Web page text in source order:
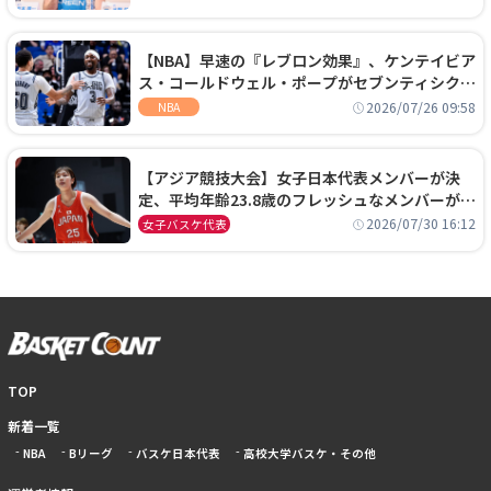
【NBA】早速の『レブロン効果』、ケンテイビア
ス・コールドウェル・ポープがセブンティシクサ
ーズに1年契約で加入
NBA 2026/07/26 09:58
【アジア競技大会】女子日本代表メンバーが決
定、平均年齢23.8歳のフレッシュなメンバーが日
本開催の大舞台で頂点を狙う
女子バスケ代表 2026/07/30 16:12
TOP
新着一覧
NBA Bリーグ バスケ日本代表 高校大学バスケ・その他